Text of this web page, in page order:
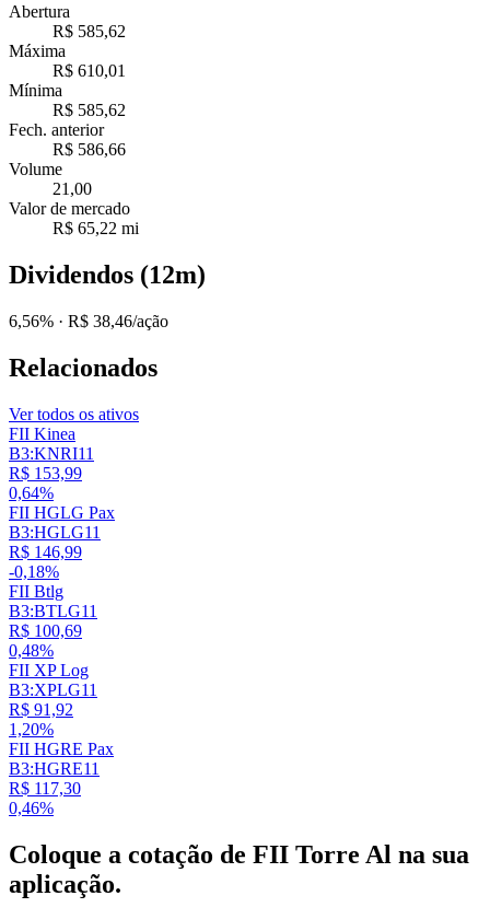
Abertura
R$ 585,62
Máxima
R$ 610,01
Mínima
R$ 585,62
Fech. anterior
R$ 586,66
Volume
21,00
Valor de mercado
R$ 65,22 mi
Dividendos (12m)
6,56% · R$ 38,46/ação
Relacionados
Ver todos os ativos
FII Kinea
B3:KNRI11
R$ 153,99
0,64%
FII HGLG Pax
B3:HGLG11
R$ 146,99
-0,18%
FII Btlg
B3:BTLG11
R$ 100,69
0,48%
FII XP Log
B3:XPLG11
R$ 91,92
1,20%
FII HGRE Pax
B3:HGRE11
R$ 117,30
0,46%
Coloque a cotação de FII Torre Al na sua
aplicação.